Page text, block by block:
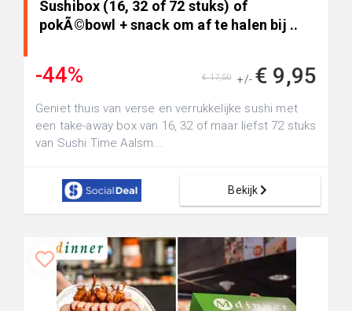
Sushibox (16, 32 of 72 stuks) of
pokÃ©bowl + snack om af te halen bij ..
-44% +/- € 9,95
€ 17,50
Geniet thuis van verse en verrukkelijke sushi met
een take-away box van 16, 32 of maar liefst 72 stuks
van Sushi Time Aalsm...
Bekijk